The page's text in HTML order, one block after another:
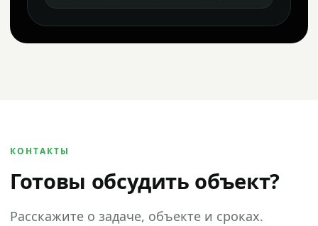
КОНТАКТЫ
Готовы обсудить объект?
Расскажите о задаче, объекте и сроках.